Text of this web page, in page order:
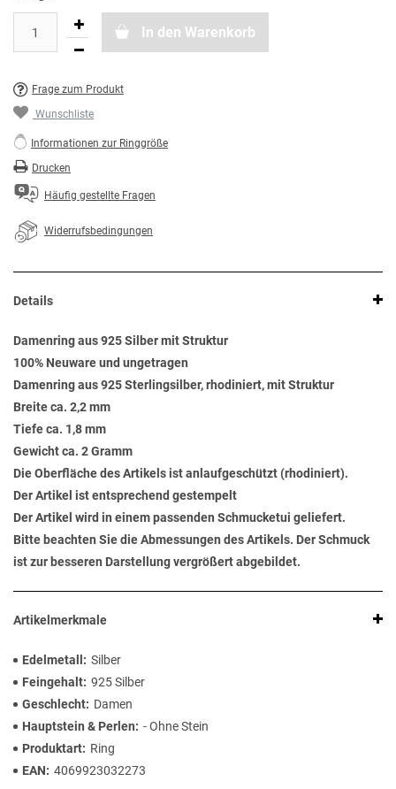
In den Warenkorb
Frage zum Produkt
Wunschliste
Informationen zur Ringgröße
Drucken
Häufig gestellte Fragen
Widerrufsbedingungen
Details
Damenring aus 925 Silber mit Struktur
100% Neuware und ungetragen
Damenring aus 925 Sterlingsilber, rhodiniert, mit Struktur
Breite ca. 2,2 mm
Tiefe ca. 1,8 mm
Gewicht ca. 2 Gramm
Die Oberfläche des Artikels ist anlaufgeschützt (rhodiniert).
Der Artikel ist entsprechend gestempelt
Der Artikel wird in einem passenden Schmucketui geliefert.
Bitte beachten Sie die Abmessungen des Artikels. Der Schmuck
ist zur besseren Darstellung vergrößert abgebildet.
Artikelmerkmale
Edelmetall
Silber
Feingehalt 925 Silber
Geschlecht
Damen
Hauptstein & Perlen
- Ohne Stein
Produktart
Ring
EAN
4069923032273